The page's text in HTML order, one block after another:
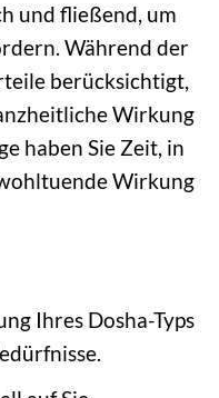
und fließend, um
Während der
berücksichtigt,
Wirkung
haben Sie Zeit, in
Wirkung
Ihres Dosha-Typs